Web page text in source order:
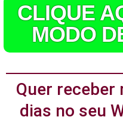
CLIQUE
MODO
Quer
dias no seu